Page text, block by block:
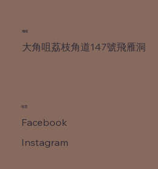
​地址
大角咀荔枝角道147號飛雁洞
社交
Facebook
Instagram